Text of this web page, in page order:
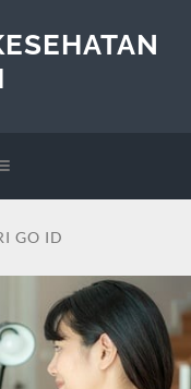
GO ID